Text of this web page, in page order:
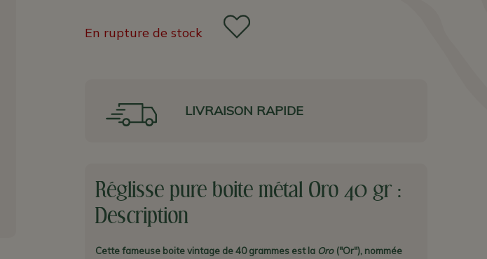
En rupture de stock
LIVRAISON RAPIDE
Réglisse pure boite métal Oro 40 gr :
Description
Cette fameuse boite vintage de 40 grammes est la Oro("Or"), nommée